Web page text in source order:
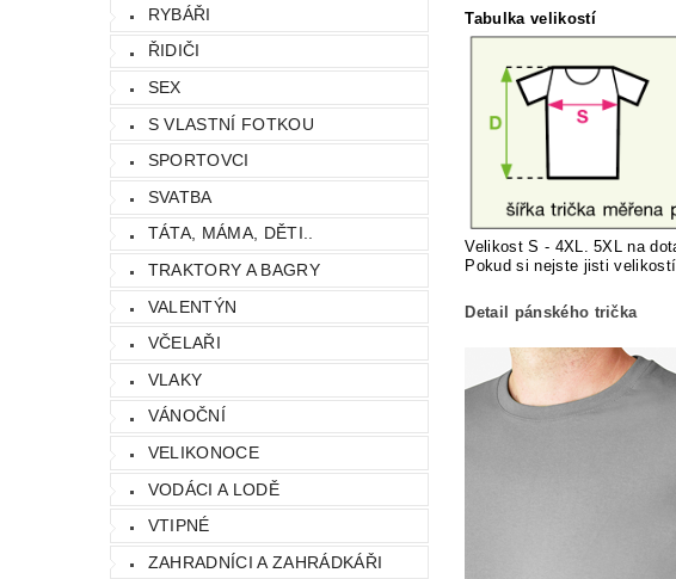
RYBÁŘI
ŘIDIČI
SEX
S VLASTNÍ FOTKOU
SPORTOVCI
SVATBA
TÁTA, MÁMA, DĚTI..
TRAKTORY A BAGRY
VALENTÝN
VČELAŘI
VLAKY
VÁNOČNÍ
VELIKONOCE
VODÁCI A LODĚ
VTIPNÉ
ZAHRADNÍCI A ZAHRÁDKÁŘI
Tabulka velikostí
Velikost S - 4XL. 5XL na
Pokud si nejste jisti
Detail pánského trička